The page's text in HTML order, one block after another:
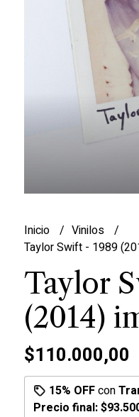
Inicio
Vinilos
Taylor Swift - 1989
Taylor
(2014)
$110.000,00
15% OFFcon
Precio final: